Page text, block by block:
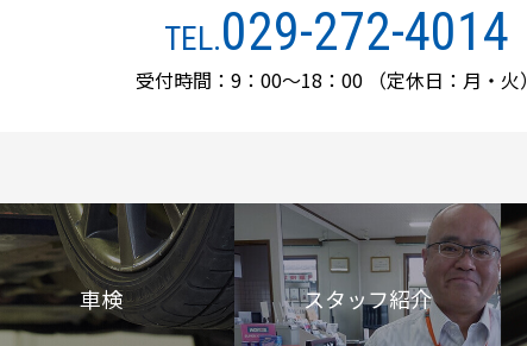
TEL.029-272-4014
受付時間：9：00～18：00（定休日：月・火）
車検 スタッフ紹介